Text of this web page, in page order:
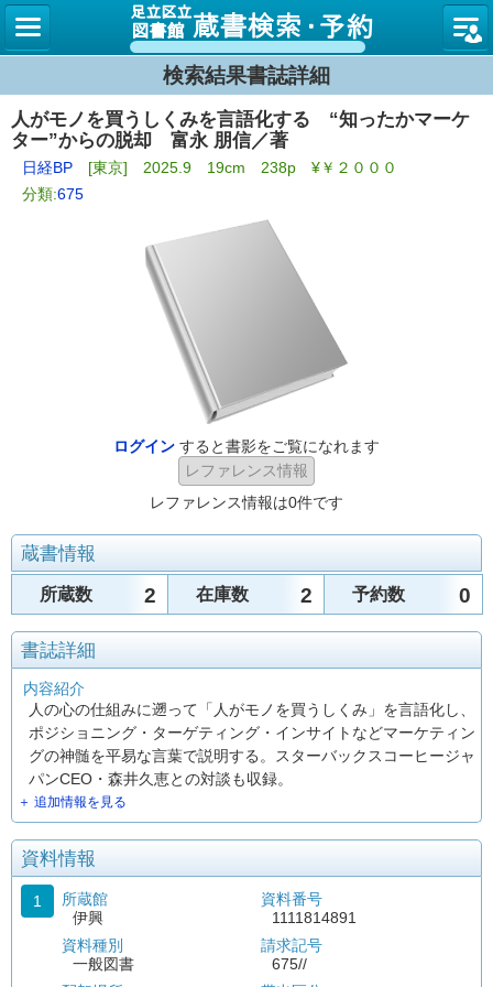
図書館
検索結果書誌詳細
人がモノを買うしくみを言語化する “知ったかマーケ
ター”からの脱却 富永 朋信／著
日経BP [東京] 2025.9 19cm 238p ¥￥２０００
分類:675
ログイン すると書影をご覧になれます
レファレンス情報は0件です
蔵書情報
所蔵数 2 在庫数 2 予約数 0
書誌詳細
内容紹介
人の心の仕組みに遡って「人がモノを買うしくみ」を言語化し、
ポジショニング・ターゲティング・インサイトなどマーケティン
グの神髄を平易な言葉で説明する。スターバックスコーヒージャ
パンCEO・森井久恵との対談も収録。
＋ 追加情報を見る
資料情報
1
所蔵館
伊興
資料種別
一般図書
資料番号
1111814891
請求記号
675//